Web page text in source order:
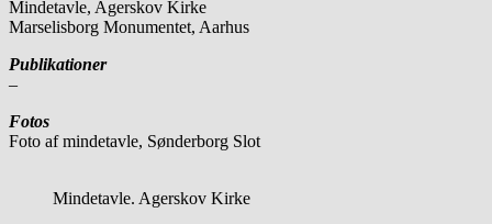
Mindetavle, Agerskov Kirke
Marselisborg Monumentet, Aarhus
Publikationer
–
Fotos
Foto af mindetavle, Sønderborg Slot
Mindetavle. Agerskov Kirke